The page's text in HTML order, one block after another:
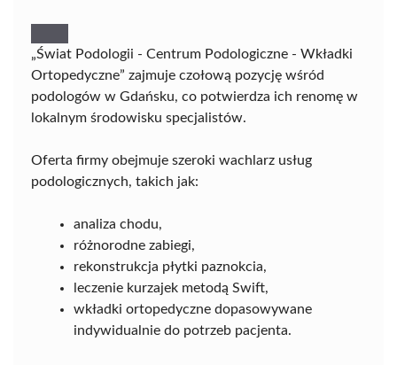
„Świat Podologii - Centrum Podologiczne - Wkładki
Ortopedyczne” zajmuje czołową pozycję wśród
podologów w Gdańsku, co potwierdza ich renomę w
lokalnym środowisku specjalistów.
Oferta firmy obejmuje szeroki wachlarz usług
podologicznych, takich jak:
analiza chodu,
różnorodne zabiegi,
rekonstrukcja płytki paznokcia,
leczenie kurzajek metodą Swift,
wkładki ortopedyczne dopasowywane
indywidualnie do potrzeb pacjenta.